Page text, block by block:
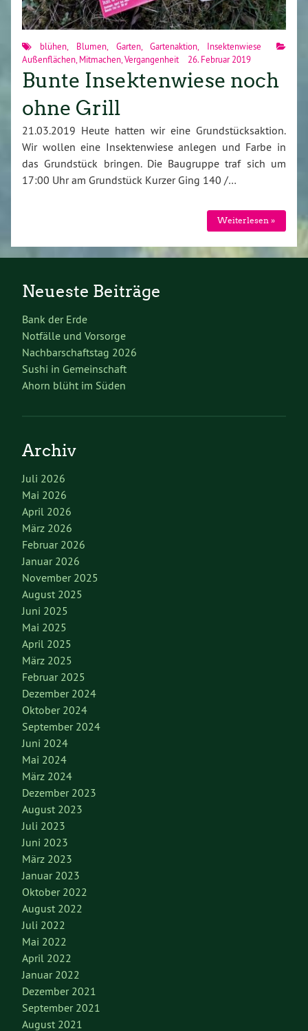
blühen, Blumen, Garten,Gartenaktion, Insektenwiese
Außenflächen,Mitmachen,Vergangenheit 26. Februar 2019
Bunte Insektenwiese noch
ohne Grill
21.03.2019 Heute hatten wir eine Grundstücksaktion.
Wir wollen eine Insektenwiese anlegen und Farbe in
das Grundstück bringen. Die Baugruppe traf sich um
17:00 Uhr am Grundstück Kurzer Ging 140 /…
Weiterlesen »
Neueste Beiträge
Bank der Erde
Notfälle und Vorsorge
Nachbarschaftstag 2026
Sushi in Gemeinschaft
Ahorn blüht im Süden
Archiv
Juli 2026
Mai 2026
April 2026
März 2026
Februar 2026
Januar 2026
November 2025
August 2025
Juni 2025
Mai 2025
April 2025
März 2025
Februar 2025
Dezember 2024
Oktober 2024
September 2024
Juni 2024
Mai 2024
März 2024
Dezember 2023
August 2023
Juli 2023
Juni 2023
März 2023
Januar 2023
Oktober 2022
August 2022
Juli 2022
Mai 2022
April 2022
Januar 2022
Dezember 2021
September 2021
August 2021